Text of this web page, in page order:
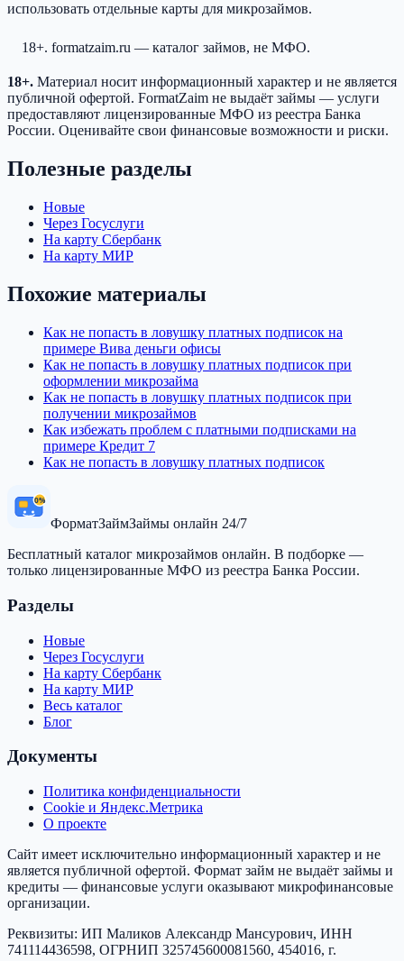
использовать отдельные карты для микрозаймов.
18+. formatzaim.ru — каталог займов, не МФО.
18+. Материал носит информационный характер и не является
публичной офертой. FormatZaim не выдаёт займы — услуги
предоставляют лицензированные МФО из реестра Банка
России. Оценивайте свои финансовые возможности и риски.
Полезные разделы
Новые
Через Госуслуги
На карту Сбербанк
На карту МИР
Похожие материалы
Как не попасть в ловушку платных подписок на
примере Вива деньги офисы
Как не попасть в ловушку платных подписок при
оформлении микрозайма
Как не попасть в ловушку платных подписок при
получении микрозаймов
Как избежать проблем с платными подписками на
примере Кредит 7
Как не попасть в ловушку платных подписок
0%
ФорматЗаймЗаймы онлайн 24/7
Бесплатный каталог микрозаймов онлайн. В подборке —
только лицензированные МФО из реестра Банка России.
Разделы
Новые
Через Госуслуги
На карту Сбербанк
На карту МИР
Весь каталог
Блог
Документы
Политика конфиденциальности
Cookie и Яндекс.Метрика
О проекте
Сайт имеет исключительно информационный характер и не
является публичной офертой. Формат займ не выдаёт займы и
кредиты — финансовые услуги оказывают микрофинансовые
организации.
Реквизиты: ИП Маликов Александр Мансурович, ИНН
741114436598, ОГРНИП 325745600081560, 454016, г.